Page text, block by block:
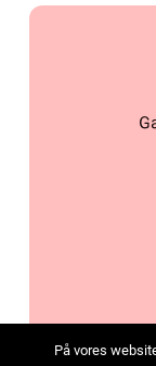
På vores